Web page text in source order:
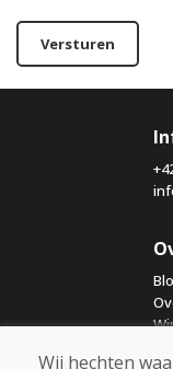
Versturen
Wij hechten